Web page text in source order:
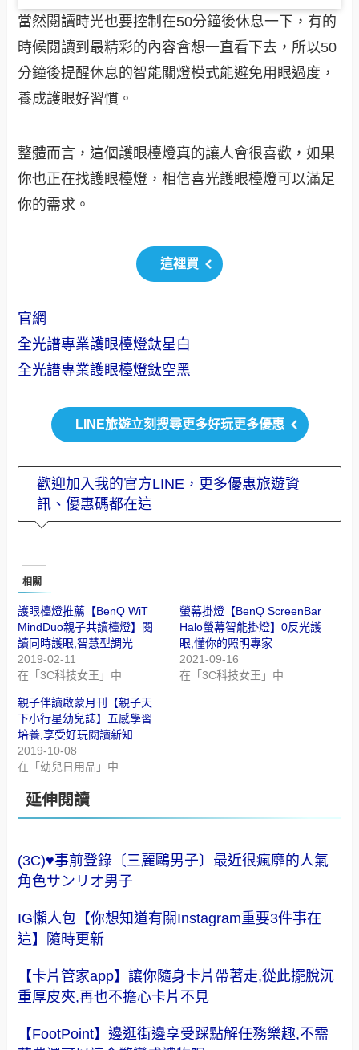
當然閱讀時光也要控制在50分鐘後休息一下，有的
時候閱讀到最精彩的內容會想一直看下去，所以50
分鐘後提醒休息的智能關燈模式能避免用眼過度，
養成護眼好習慣。
整體而言，這個護眼檯燈真的讓人會很喜歡，如果
你也正在找護眼檯燈，相信喜光護眼檯燈可以滿足
你的需求。
這裡買
官網
全光譜專業護眼檯燈鈦星白
全光譜專業護眼檯燈鈦空黑
LINE旅遊立刻搜尋更多好玩更多優惠
歡迎加入我的官方LINE，更多優惠旅遊資
訊、優惠碼都在這
相關
護眼檯燈推薦【BenQ WiT
MindDuo親子共讀檯燈】閱
讀同時護眼,智慧型調光
2019-02-11
在「3C科技女王」中
螢幕掛燈【BenQ ScreenBar
Halo螢幕智能掛燈】0反光護
眼,懂你的照明專家
2021-09-16
在「3C科技女王」中
親子伴讀啟蒙月刊【親子天
下小行星幼兒誌】五感學習
培養,享受好玩閱讀新知
2019-10-08
在「幼兒日用品」中
延伸閱讀
(3C)♥事前登錄〔三麗鷗男子〕最近很瘋靡的人氣
角色サンリオ男子
IG懶人包【你想知道有關Instagram重要3件事在
這】隨時更新
【卡片管家app】讓你隨身卡片帶著走,從此擺脫沉
重厚皮夾,再也不擔心卡片不見
【FootPoint】邊逛街邊享受踩點解任務樂趣,不需